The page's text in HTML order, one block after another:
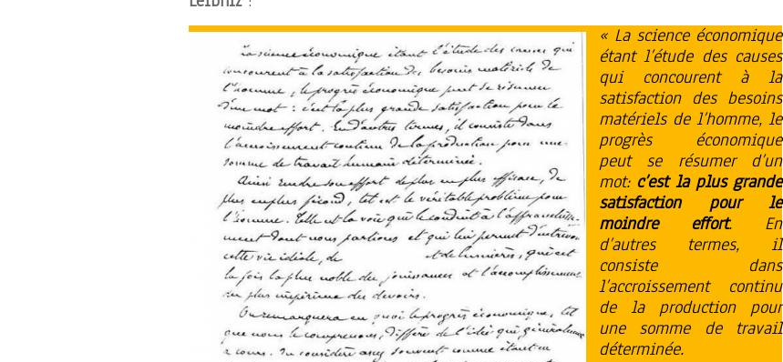
« La science économique
étant l’étude des causes
qui concourent à la
satisfaction des besoins
matériels de l’homme, le
progrès économique
peut se résumer d’un
mot: c’est la plus grande
satisfaction pour le
moindre effort. En
d’autres termes, il
consiste dans
l’accroissement continu
de la production pour
une somme de travail
déterminée.